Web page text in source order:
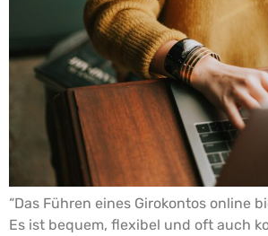
“Das Führen eines Girokontos online
Es ist bequem, flexibel und oft auch